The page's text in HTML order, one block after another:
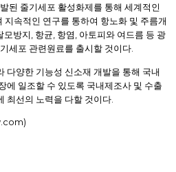
된 줄기세포 활성화제를 통해 세계적인
속적인 연구를 통하여 항노화 및 주름개
모방지 , 항균, 항염 , 아토피와 여드름 등 광
세포 관련원료를 출시할 것이다.
다양한 기능성 신소재 개발을 통해 국내
에 일조할 수 있도록 국내제조사 및 수출
최선의 노력을 다할 것이다